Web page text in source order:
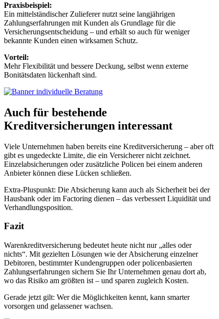
Praxisbeispiel:
Ein mittelständischer Zulieferer nutzt seine langjährigen
Zahlungserfahrungen mit Kunden als Grundlage für die
Versicherungsentscheidung – und erhält so auch für weniger
bekannte Kunden einen wirksamen Schutz.
Vorteil:
Mehr Flexibilität und bessere Deckung, selbst wenn externe
Bonitätsdaten lückenhaft sind.
Auch für bestehende
Kreditversicherungen interessant
Viele Unternehmen haben bereits eine Kreditversicherung – aber oft
gibt es ungedeckte Limite, die ein Versicherer nicht zeichnet.
Einzelabsicherungen oder zusätzliche Policen bei einem anderen
Anbieter können diese Lücken schließen.
Extra-Pluspunkt: Die Absicherung kann auch als Sicherheit bei der
Hausbank oder im Factoring dienen – das verbessert Liquidität und
Verhandlungsposition.
Fazit
Warenkreditversicherung bedeutet heute nicht nur „alles oder
nichts“. Mit gezielten Lösungen wie der Absicherung einzelner
Debitoren, bestimmter Kundengruppen oder policenbasierten
Zahlungserfahrungen sichern Sie Ihr Unternehmen genau dort ab,
wo das Risiko am größten ist – und sparen zugleich Kosten.
Gerade jetzt gilt: Wer die Möglichkeiten kennt, kann smarter
vorsorgen und gelassener wachsen.